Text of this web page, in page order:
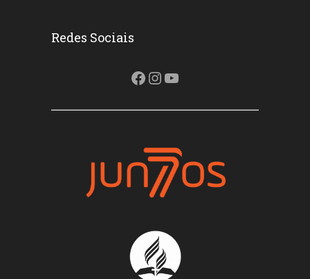
Redes Sociais
Facebook
Instagram
Youtube